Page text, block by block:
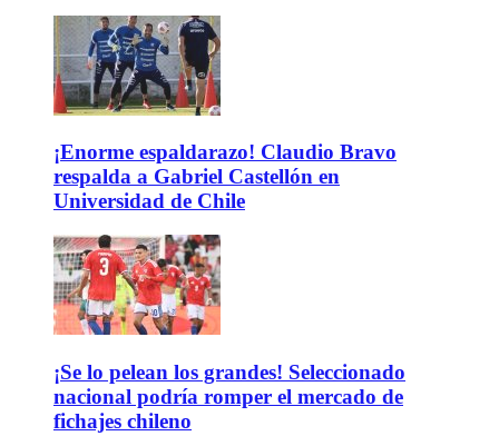
¡Enorme espaldarazo! Claudio Bravo
respalda a Gabriel Castellón en
Universidad de Chile
¡Se lo pelean los grandes! Seleccionado
nacional podría romper el mercado de
fichajes chileno